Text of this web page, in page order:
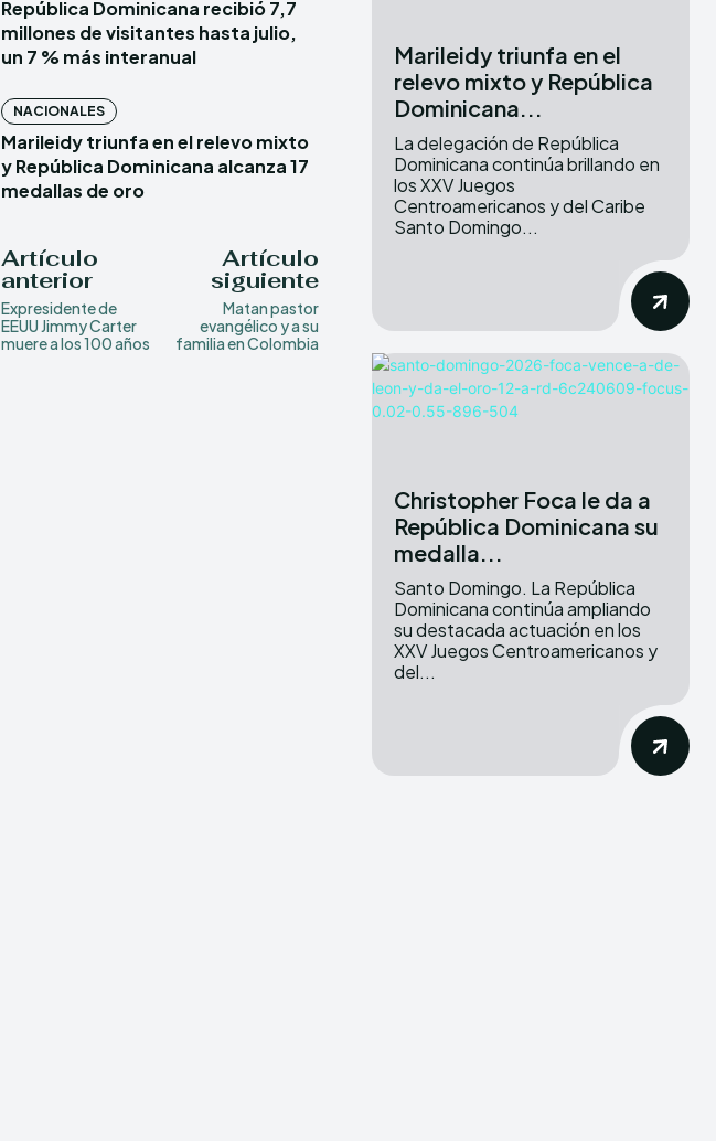
República Dominicana recibió 7,7
millones de visitantes hasta julio,
un 7 % más interanual
NACIONALES
Marileidy triunfa en el relevo mixto
y República Dominicana alcanza 17
medallas de oro
Artículo
anterior
Expresidente de
EEUU Jimmy Carter
muere a los 100 años
Artículo
siguiente
Matan pastor
evangélico y a su
familia en Colombia
Marileidy triunfa en el
relevo mixto y República
Dominicana...
La delegación de República
Dominicana continúa brillando en
los XXV Juegos
Centroamericanos y del Caribe
Santo Domingo...
Christopher Foca le da a
República Dominicana su
medalla...
Santo Domingo. La República
Dominicana continúa ampliando
su destacada actuación en los
XXV Juegos Centroamericanos y
del...